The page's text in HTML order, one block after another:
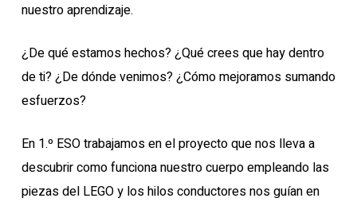
nuestro aprendizaje.
¿De qué estamos hechos? ¿Qué crees que hay dentro
de ti? ¿De dónde venimos? ¿Cómo mejoramos sumando
esfuerzos?
En 1.º ESO trabajamos en el proyecto que nos lleva a
descubrir como funciona nuestro cuerpo empleando las
piezas del LEGO y los hilos conductores nos guían en